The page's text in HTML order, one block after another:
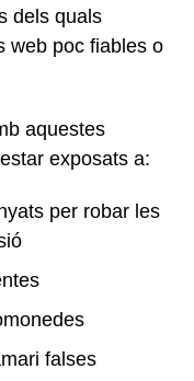
dels quals
web poc fiables o
aquestes
exposats a:
per robar les
falses